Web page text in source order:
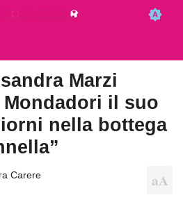
Marzi
il suo
nella bottega
Carere